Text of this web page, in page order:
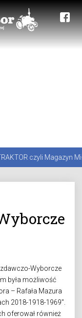
czyli Magazyn
Wyborcze
była możliwość
– Rafała Mazura
2018-1918-1969″.
oferował również